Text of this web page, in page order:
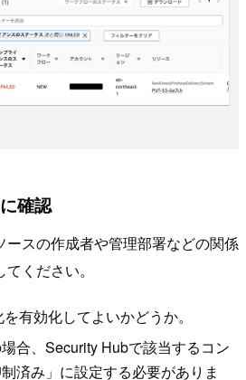
確認
ースの作成者や管理部署などの関係
ください。
有効化してよいかどうか。
合、Security Hubで該当するコン
済み」に設定する必要がありま